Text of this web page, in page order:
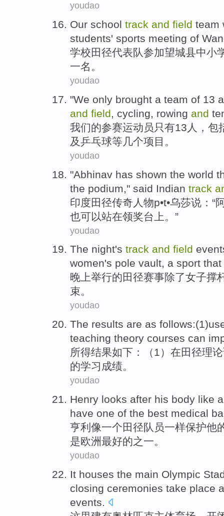
youdao
Our school track and field team
students' sports meeting of
学校田径代表队参加望城县中小
一名 。
youdao
"We only brought a team of 13
and field, cycling, rowing and
我们的参赛运动员 只有13 人，包
及乒乓球等几个项目。
youdao
"Abhinav has shown the world
the podium ," said Indian track
印度田径传奇人物p•t•乌莎说：“
也可以站在领奖台 上 。”
youdao
The night's track and field
women's pole vault, a sport
晚上举行的田径赛事除了女子撑
束。
youdao
The results are as follows:(1)
teaching theory courses can
所得结果如下 ：（1） 在田径理
的学习成绩。
youdao
Henry looks after his body like a
have one of the best medical
亨利 像一个田径队员一样保护他
是欧洲最好的之一。
youdao
It houses the main Olympic
closing ceremonies take place
events.